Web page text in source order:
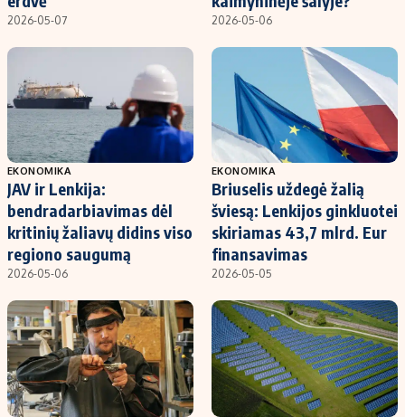
2026-05-07 2026-05-06
EKONOMIKA
JAV ir Lenkija:
bendradarbiavimas dėl
kritinių žaliavų didins viso
regiono saugumą
2026-05-06
EKONOMIKA
Briuselis uždegė žalią
šviesą: Lenkijos ginkluotei
skiriamas 43,7 mlrd. Eur
finansavimas
2026-05-05